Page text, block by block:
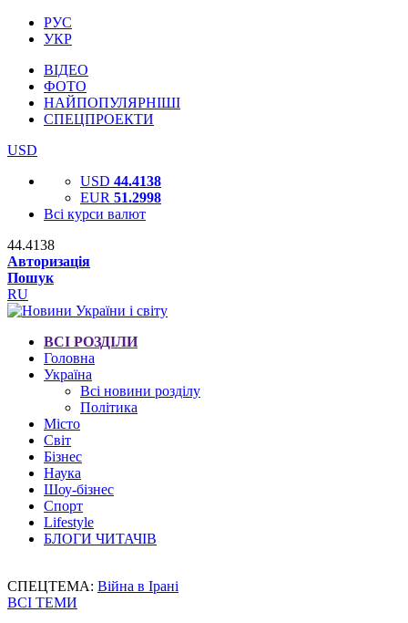
РУС
УКР
ВІДЕО
ФОТО
НАЙПОПУЛЯРНІШІ
СПЕЦПРОЕКТИ
USD
USD 44.4138
EUR 51.2998
Всі курси валют
44.4138
Авторизація
Пошук
RU
ВСІ РОЗДІЛИ
Головна
Україна
Всі новини розділу
Політика
Місто
Світ
Бізнес
Наука
Шоу-бізнес
Спорт
Lifestyle
БЛОГИ ЧИТАЧІВ
СПЕЦТЕМА: Війна в Ірані
ВСІ ТЕМИ